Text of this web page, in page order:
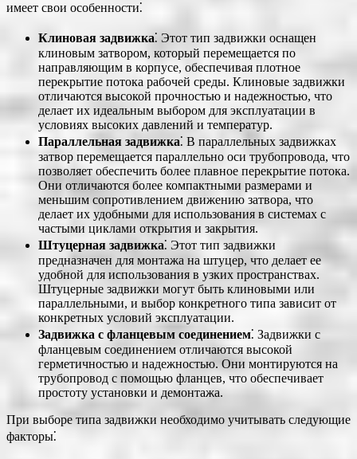
имеет свои особенности⁚
Клиновая задвижка⁚ Этот тип задвижки оснащен
клиновым затвором, который перемещается по
направляющим в корпусе, обеспечивая плотное
перекрытие потока рабочей среды. Клиновые задвижки
отличаются высокой прочностью и надежностью, что
делает их идеальным выбором для эксплуатации в
условиях высоких давлений и температур.
Параллельная задвижка⁚ В параллельных задвижках
затвор перемещается параллельно оси трубопровода, что
позволяет обеспечить более плавное перекрытие потока.
Они отличаются более компактными размерами и
меньшим сопротивлением движению затвора, что
делает их удобными для использования в системах с
частыми циклами открытия и закрытия.
Штуцерная задвижка⁚ Этот тип задвижки
предназначен для монтажа на штуцер, что делает ее
удобной для использования в узких пространствах.
Штуцерные задвижки могут быть клиновыми или
параллельными, и выбор конкретного типа зависит от
конкретных условий эксплуатации.
Задвижка с фланцевым соединением⁚ Задвижки с
фланцевым соединением отличаются высокой
герметичностью и надежностью. Они монтируются на
трубопровод с помощью фланцев, что обеспечивает
простоту установки и демонтажа.
При выборе типа задвижки необходимо учитывать следующие
факторы⁚